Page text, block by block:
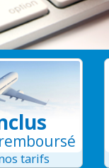
tarifs